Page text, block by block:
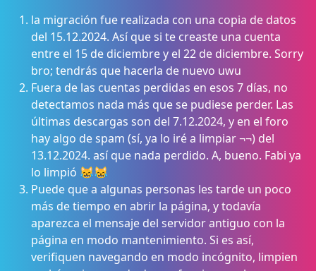
la migración fue realizada con una copia de datos
del 15.12.2024. Así que si te creaste una cuenta
entre el 15 de diciembre y el 22 de diciembre. Sorry
bro; tendrás que hacerla de nuevo uwu
Fuera de las cuentas perdidas en esos 7 días, no
detectamos nada más que se pudiese perder. Las
últimas descargas son del 7.12.2024, y en el foro
hay algo de spam (sí, ya lo iré a limpiar ¬¬) del
13.12.2024. así que nada perdido. A, bueno. Fabi ya
lo limpió 😹😹
Puede que a algunas personas les tarde un poco
más de tiempo en abrir la página, y todavía
aparezca el mensaje del servidor antiguo con la
página en modo mantenimiento. Si es así,
verifiquen navegando en modo incógnito, limpien